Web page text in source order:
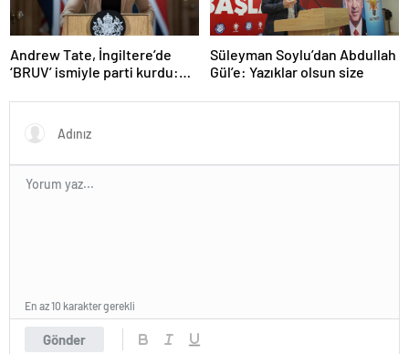
Andrew Tate, İngiltere’de
‘BRUV’ ismiyle parti kurdu:
propagandasını
yasaklayacağız’
Süleyman Soylu’dan Abdullah
Gül’e: Yazıklar olsun size
Gönder
En az 10 karakter gerekli